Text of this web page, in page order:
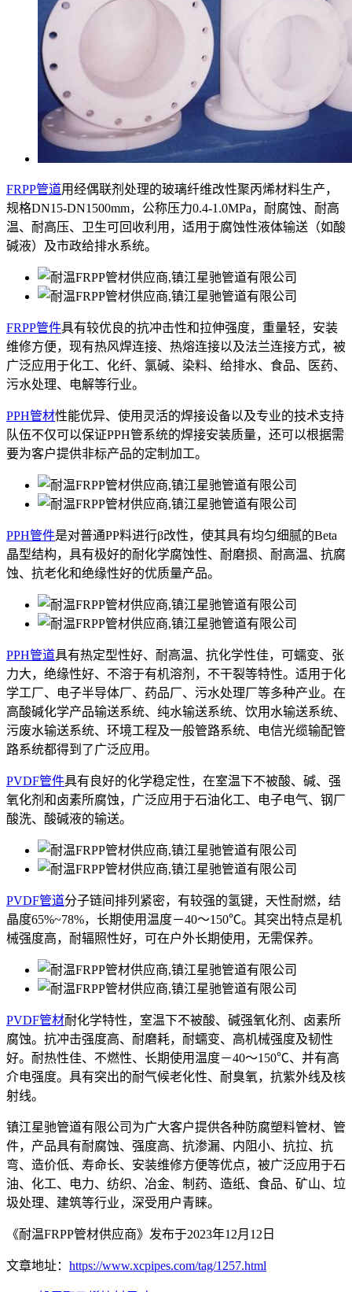
FRPP管道用经偶联剂处理的玻璃纤维改性聚丙烯材料生产，
规格DN15-DN1500mm，公称压力0.4-1.0MPa，耐腐蚀、耐高
温、耐高压、卫生可回收利用，适用于腐蚀性液体输送（如酸
碱液）及市政给排水系统。
FRPP管件具有较优良的抗冲击性和拉伸强度，重量轻，安装
维修方便，现有热风焊连接、热熔连接以及法兰连接方式，被
广泛应用于化工、化纤、氯碱、染料、给排水、食品、医药、
污水处理、电解等行业。
PPH管材性能优异、使用灵活的焊接设备以及专业的技术支持
队伍不仅可以保证PPH管系统的焊接安装质量，还可以根据需
要为客户提供非标产品的定制加工。
PPH管件是对普通PP料进行β改性，使其具有均匀细腻的Beta
晶型结构，具有极好的耐化学腐蚀性、耐磨损、耐高温、抗腐
蚀、抗老化和绝缘性好的优质量产品。
PPH管道具有热定型性好、耐高温、抗化学性佳，可蠕变、张
力大，绝缘性好、不溶于有机溶剂，不干裂等特性。适用于化
学工厂、电子半导体厂、药品厂、污水处理厂等多种产业。在
高酸碱化学产品输送系统、纯水输送系统、饮用水输送系统、
污废水输送系统、环境工程及一般管路系统、电信光缆输配管
路系统都得到了广泛应用。
PVDF管件具有良好的化学稳定性，在室温下不被酸、碱、强
氧化剂和卤素所腐蚀，广泛应用于石油化工、电子电气、钢厂
酸洗、酸碱液的输送。
PVDF管道分子链间排列紧密，有较强的氢键，天性耐燃，结
晶度65%~78%，长期使用温度－40～150℃。其突出特点是机
械强度高，耐辐照性好，可在户外长期使用，无需保养。
PVDF管材耐化学特性，室温下不被酸、碱强氧化剂、卤素所
腐蚀。抗冲击强度高、耐磨耗，耐蠕变、高机械强度及韧性
好。耐热性佳、不燃性、长期使用温度－40～150℃、并有高
介电强度。具有突出的耐气候老化性、耐臭氧，抗紫外线及核
射线。
镇江星驰管道有限公司为广大客户提供各种防腐塑料管材、管
件，产品具有耐腐蚀、强度高、抗渗漏、内阻小、抗拉、抗
弯、造价低、寿命长、安装维修方便等优点，被广泛应用于石
油、化工、电力、纺织、冶金、制药、造纸、食品、矿山、垃
圾处理、建筑等行业，深受用户青睐。
《耐温FRPP管材供应商》发布于2023年12月12日
文章地址： https://www.xcpipes.com/tag/1257.html